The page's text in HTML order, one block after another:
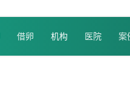
借卵 机构 医院 案